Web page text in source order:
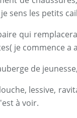
sens les petits
qui
je commence a
de
lessive,
à voir.